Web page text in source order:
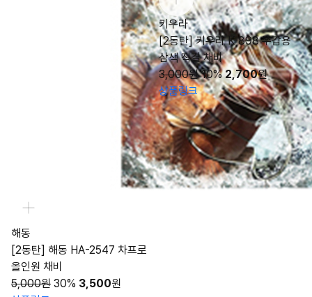
해동
[2동탄] 해동 HA-2547 차프로
올인원 채비
5,000원 30% 3,500원
키우라
[2동탄] 키우라 K-898 쭈갑용
삼색 직결 채비
3,000원 10% 2,700원
상품링크